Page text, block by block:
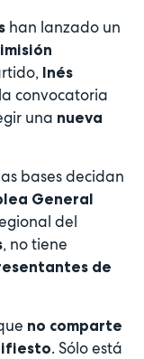
han lanzado un
Inés
convocatoria
una nueva
bases decidan
General
del
, no tiene
de
no comparte
. Sólo está